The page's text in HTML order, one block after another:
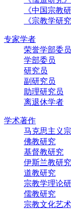
《中国宗教
《宗教学研究
专家学者
荣誉学部委员
学部委员
研究员
副研究员
助理研究员
离退休学者
学术著作
马克思主义
佛教研究
基督教研究
伊斯兰教研究
道教研究
宗教学理论
儒教研究
宗教文化艺